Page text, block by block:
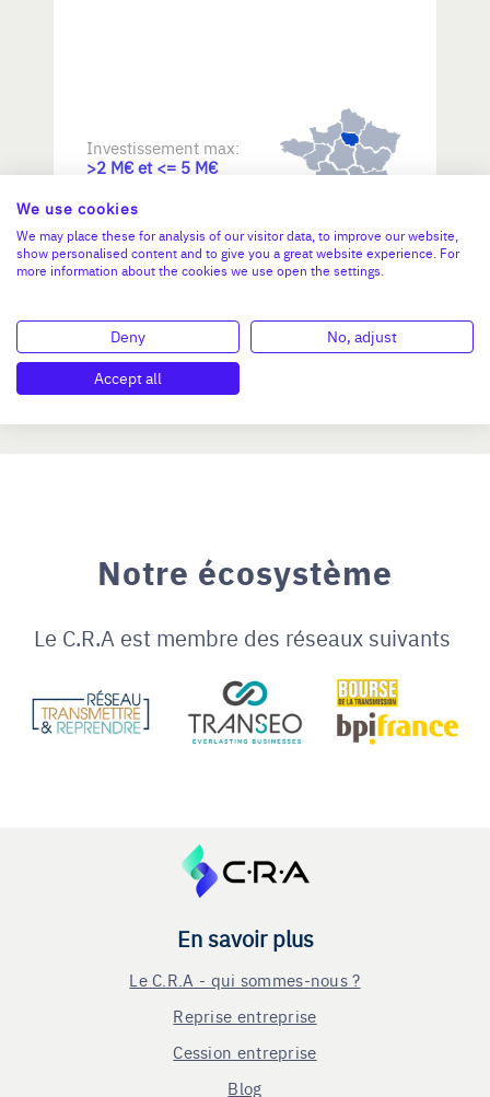
Investissement max:
>2 M€ et <= 5 M€
N°47264
Notre écosystème
Le C.R.A est membre des réseaux suivants
En savoir plus
Le C.R.A - qui sommes-nous ?
Reprise entreprise
Cession entreprise
Blog
We use cookies
We may place these for analysis of our visitor data, to improve our website,
show personalised content and to give you a great website experience. For
more information about the cookies we use open the settings.
Deny
No, adjust
Accept all